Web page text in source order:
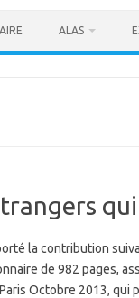
ALAS
la contribution
de 982 pages,
Octobre 2013,